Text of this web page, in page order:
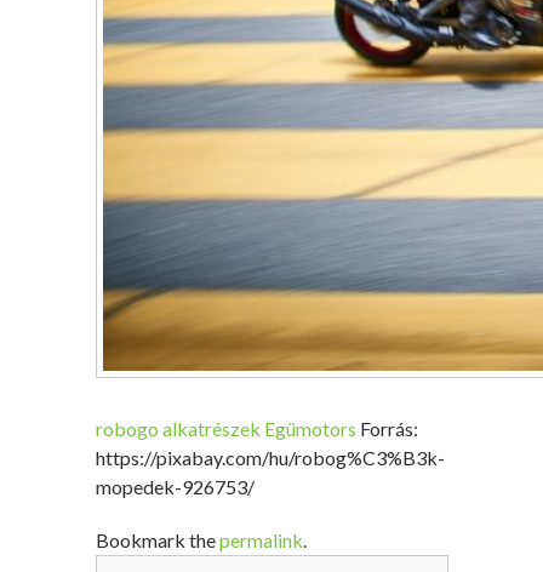
robogo alkatrészek Egümotors Forrás:
https://pixabay.com/hu/robog%C3%B3k-
mopedek-926753/
Bookmark thepermalink